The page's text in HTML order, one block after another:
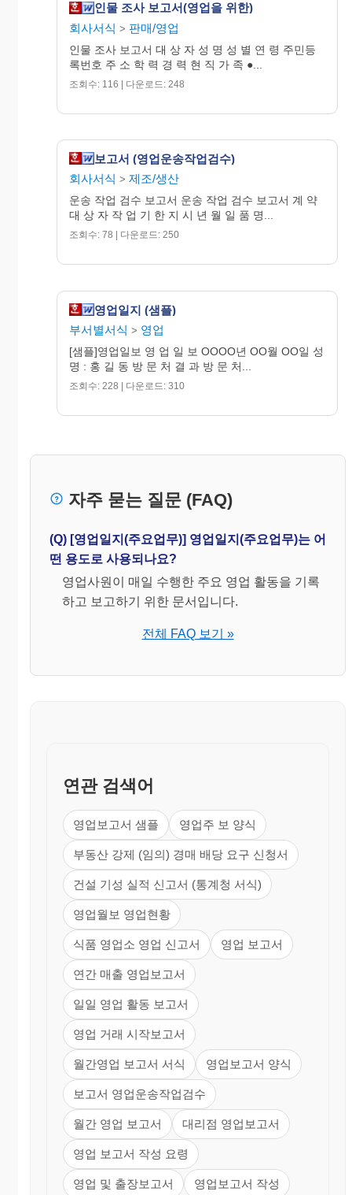
인물 조사 보고서(영업을 위한)
회사서식 > 판매/영업
인물 조사 보고서 대 상 자 성 명 성 별 연 령 주민등
록번호 주 소 학 력 경 력 현 직 가 족 ●...
조회수: 116 | 다운로드: 248
보고서 (영업운송작업검수)
회사서식 > 제조/생산
운송 작업 검수 보고서 운송 작업 검수 보고서 계 약
대 상 자 작 업 기 한 지 시 년 월 일 품 명...
조회수: 78 | 다운로드: 250
영업일지 (샘플)
부서별서식 > 영업
[샘플]영업일보 영 업 일 보 OOOO년 OO월 OO일 성
명 : 홍 길 동 방 문 처 결 과 방 문 처...
조회수: 228 | 다운로드: 310
자주 묻는 질문 (FAQ)
(Q) [영업일지(주요업무)] 영업일지(주요업무)는 어
떤 용도로 사용되나요?
영업사원이 매일 수행한 주요 영업 활동을 기록
하고 보고하기 위한 문서입니다.
전체 FAQ 보기 »
연관 검색어
영업보고서 샘플 영업주 보 양식
부동산 강제 (임의) 경매 배당 요구 신청서
건설 기성 실적 신고서 (통계청 서식)
영업월보 영업현황
식품 영업소 영업 신고서 영업 보고서
연간 매출 영업보고서
일일 영업 활동 보고서
영업 거래 시작보고서
월간영업 보고서 서식 영업보고서 양식
보고서 영업운송작업검수
월간 영업 보고서 대리점 영업보고서
영업 보고서 작성 요령
영업 및 출장보고서 영업보고서 작성